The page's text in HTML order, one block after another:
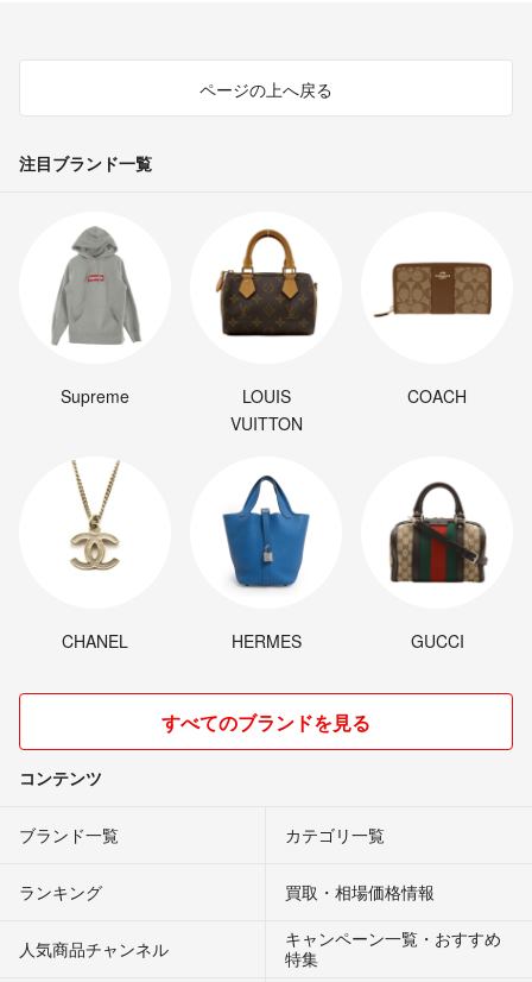
ページの上へ戻る
注目ブランド一覧
Supreme
LOUIS
VUITTON
COACH
CHANEL HERMES GUCCI
すべてのブランドを見る
コンテンツ
ブランド一覧 カテゴリ一覧
ランキング 買取・相場価格情報
人気商品チャンネル
キャンペーン一覧・おすすめ
特集